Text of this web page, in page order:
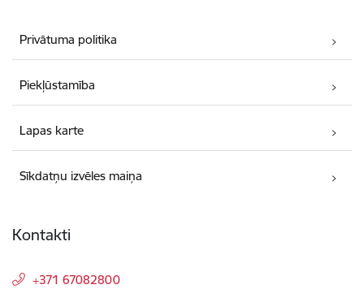
Privātuma politika
Piekļūstamība
Lapas karte
Sīkdatņu izvēles maiņa
Kontakti
+371 67082800